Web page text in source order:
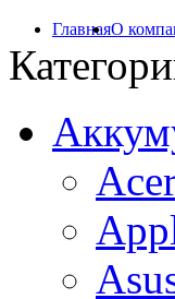
ГлавнаяО